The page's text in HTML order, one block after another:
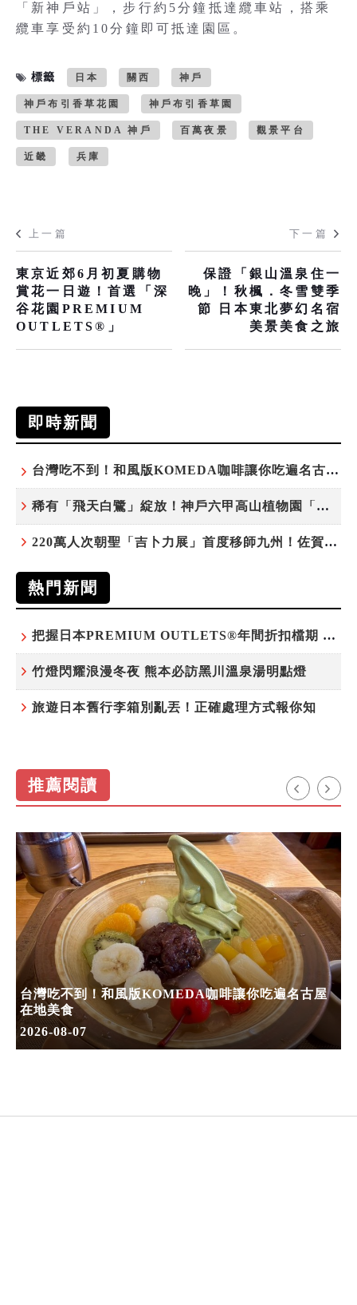
「新神戶站」，步行約5分鐘抵達纜車站，搭乘
纜車享受約10分鐘即可抵達園區。
標籤 日本 關西 神戶
神戶布引香草花園 神戶布引香草園
THE VERANDA 神戶 百萬夜景 觀景平台
近畿 兵庫
上一篇
東京近郊6月初夏購物
賞花一日遊！首選「深
谷花園PREMIUM
OUTLETS®」
下一篇
保證「銀山溫泉住一
晚」！秋楓．冬雪雙季
節 日本東北夢幻名宿
美景美食之旅
即時新聞
台灣吃不到！和風版KOMEDA咖啡讓你吃遍名古屋在地美食
稀有「飛天白鷺」綻放！神戶六甲高山植物園「鷺草」珍貴現身
220萬人次朝聖「吉卜力展」首度移師九州！佐賀站早鳥平日套票8/10搶先開賣
熱門新聞
把握日本PREMIUM OUTLETS®年間折扣檔期 越買越划算
竹燈閃耀浪漫冬夜 熊本必訪黑川溫泉湯明點燈
旅遊日本舊行李箱別亂丟！正確處理方式報你知
推薦閱讀
台灣吃不到！和風版KOMEDA咖啡讓你吃遍名古屋
在地美食
2026-08-07